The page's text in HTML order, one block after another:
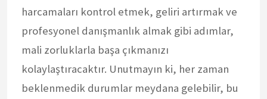
harcamaları kontrol etmek, geliri artırmak ve
profesyonel danışmanlık almak gibi adımlar,
mali zorluklarla başa çıkmanızı
kolaylaştıracaktır. Unutmayın ki, her zaman
beklenmedik durumlar meydana gelebilir, bu